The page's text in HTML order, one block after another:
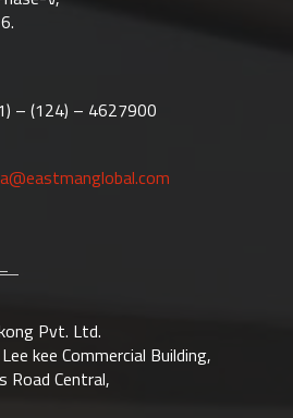
– (124) – 4627900
Pvt. Ltd.
kee Commercial Building,
Road Central,